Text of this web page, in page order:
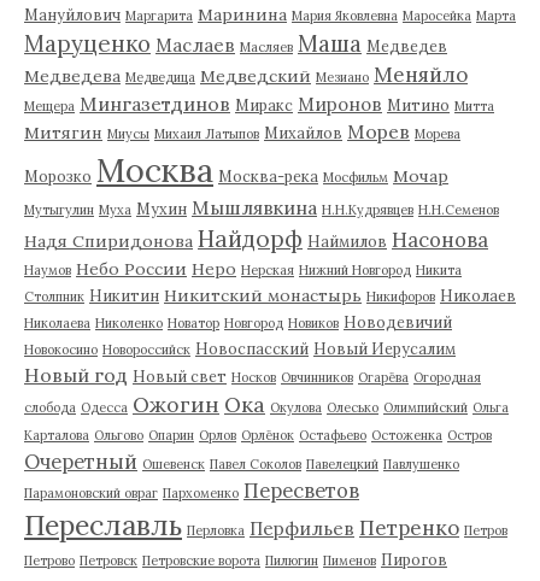
Мануйлович Маргарита Маринина Мария Яковлевна Маросейка Марта
Маруценко Маслаев Масляев Маша Медведев
Медведева Медведица Медведский Мезиано Меняйло
Мещера Мингазетдинов Миракс Миронов Митино Митта
Митягин Миусы Михаил Латыпов Михайлов Морев Морева
Морозко Москва Москва-река Мосфильм Мочар
Мутыгулин Муха Мухин Мышлявкина Н.Н.Кудрявцев Н.Н.Семенов
Надя Спиридонова Найдорф Наймилов Насонова
Наумов Небо России Неро Нерская Нижний Новгород Никита
Столпник Никитин Никитский монастырь Никифоров Николаев
Николаева Николенко Новатор Новгород Новиков Новодевичий
Новокосино Новороссийск Новоспасский Новый Иерусалим
Новый год Новый свет Носков Овчинников Огарёва Огородная
слобода Одесса Ожогин Ока Окулова Олесько Олимпийский Ольга
Карталова Ольгово Опарин Орлов Орлёнок Остафьево Остоженка Остров
Очеретный Ошевенск Павел Соколов Павелецкий Павлушенко
Парамоновский овраг Пархоменко Пересветов
Переславль Перловка Перфильев Петренко Петров
Петрово Петровск Петровские ворота Пилюгин Пименов Пирогов